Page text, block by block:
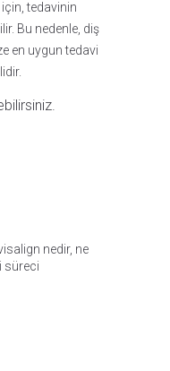
için, tedavinin
Bu nedenle, diş
en uygun tedavi
nedir, ne
süreci